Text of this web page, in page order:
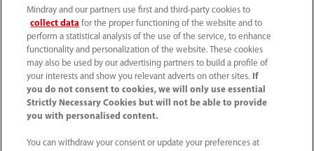
Privacy Policy｜Contattaci｜Codice Etico｜
Modello 231｜Trasparenza｜Whistleblowing
© 2026 Shenzhen Mindray Bio-Medical Electronics Co.,
Ltd. Tutti i diritti riservati.
Mindray and our partners use first and third-party cookies to
collect data for the proper functioning of the website and to
perform a statistical analysis of the use of the service, to enhance
functionality and personalization of the website. These cookies
may also be used by our advertising partners to build a profile of
your interests and show you relevant adverts on other sites.
If
you do not consent to cookies, we will only use essential
Strictly Necessary Cookies but will not be able to provide
you with personalised content.
You can withdraw your consent or update your preferences at